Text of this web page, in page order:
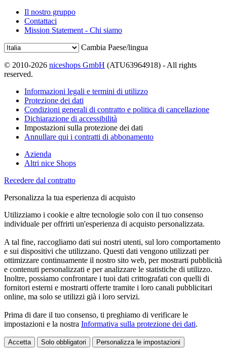
Il nostro gruppo
Contattaci
Mission Statement - Chi siamo
Cambia Paese/lingua
© 2010-2026 niceshops GmbH (ATU63964918) - All rights
reserved.
Informazioni legali e termini di utilizzo
Protezione dei dati
Condizioni generali di contratto e politica di cancellazione
Dichiarazione di accessibilità
Impostazioni sulla protezione dei dati
Annullare qui i contratti di abbonamento
Azienda
Altri nice Shops
Recedere dal contratto
Personalizza la tua esperienza di acquisto
Utilizziamo i cookie e altre tecnologie solo con il tuo consenso
individuale per offrirti un'esperienza di acquisto personalizzata.
A tal fine, raccogliamo dati sui nostri utenti, sul loro comportamento
e sui dispositivi che utilizzano. Questi dati vengono utilizzati per
ottimizzare continuamente il nostro sito web, per mostrarti pubblicità
e contenuti personalizzati e per analizzare le statistiche di utilizzo.
Inoltre, possiamo confrontare i tuoi dati crittografati con quelli di
fornitori esterni e mostrarti offerte tramite i loro canali pubblicitari
online, ma solo se utilizzi già i loro servizi.
Prima di dare il tuo consenso, ti preghiamo di verificare le
impostazioni e la nostra Informativa sulla protezione dei dati.
Accetta Solo obbligatori Personalizza le impostazioni